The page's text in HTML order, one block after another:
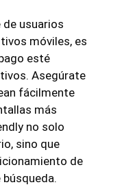
de usuarios
móviles, es
esté
Asegúrate
fácilmente
más
no solo
sino que
de